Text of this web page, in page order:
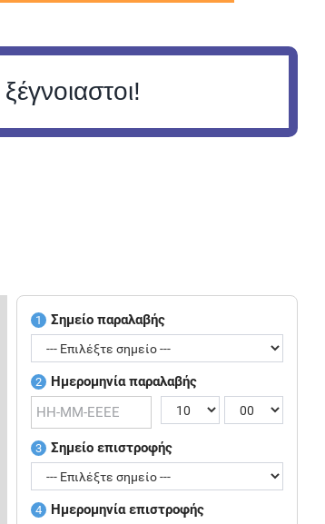
1 Σημείο παραλαβής
2 Ημερομηνία παραλαβής
3 Σημείο επιστροφής
4 Ημερομηνία επιστροφής